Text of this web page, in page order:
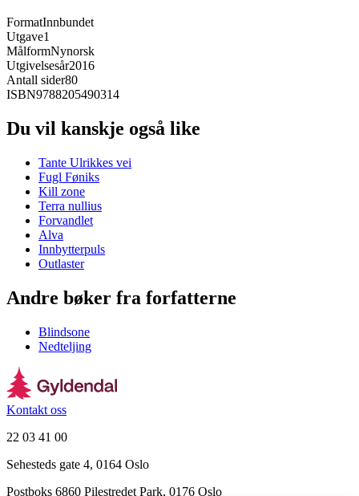
FormatInnbundet
Utgave1
MålformNynorsk
Utgivelsesår2016
Antall sider80
ISBN9788205490314
Du vil kanskje også like
Tante Ulrikkes vei
Fugl Føniks
Kill zone
Terra nullius
Forvandlet
Alva
Innbytterpuls
Outlaster
Andre bøker fra forfatterne
Blindsone
Nedteljing
Kontakt oss
22 03 41 00
Sehesteds gate 4, 0164 Oslo
Postboks 6860 Pilestredet Park, 0176 Oslo